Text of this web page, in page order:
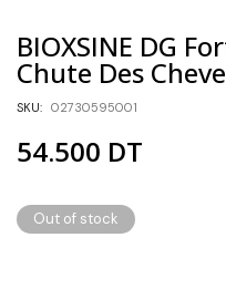
BIOXSINE DG
Chute Des
SKU: 02730595001
54.500 DT
Out of stock